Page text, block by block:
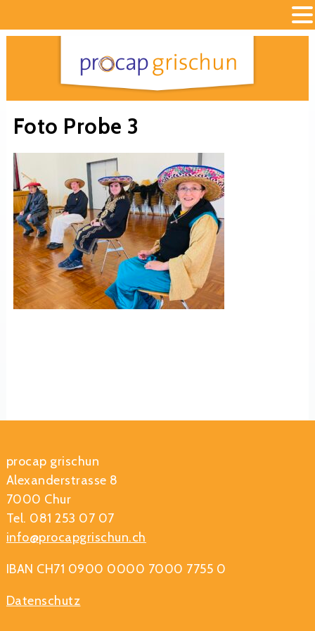
Foto Probe 3
procap grischun
Alexanderstrasse 8
7000 Chur
Tel. 081 253 07 07
info@procapgrischun.ch
IBAN CH71 0900 0000 7000 7755 0
Datenschutz